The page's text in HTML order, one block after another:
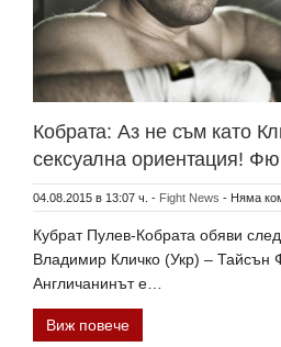
Кобрата: Аз не съм като
сексуална ориентация!
04.08.2015 в 13:07 ч. - Fight News - Няма
Кубрат Пулев-Кобрата обяви
Владимир Кличко (Укр) – Тайсън
Англичанинът е…
Виж повече